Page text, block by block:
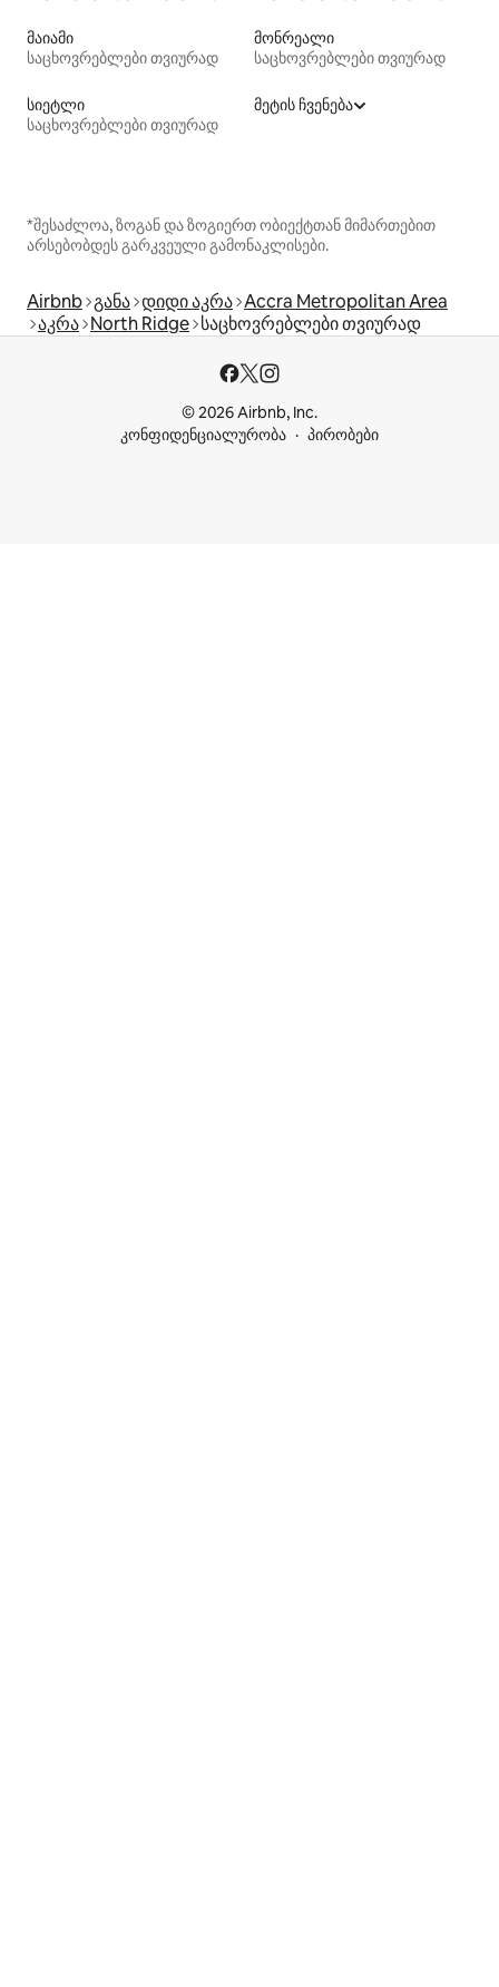
მაიამი
საცხოვრებლები თვიურად
მონრეალი
საცხოვრებლები თვიურად
სიეტლი
საცხოვრებლები თვიურად
მეტის ჩვენება
*შესაძლოა, ზოგან და ზოგიერთ ობიექტთან მიმართებით
არსებობდეს გარკვეული გამონაკლისები.
Airbnb განა დიდი აკრა Accra Metropolitan Area
აკრა North Ridge საცხოვრებლები თვიურად
© 2026 Airbnb, Inc.
კონფიდენციალურობა
პირობები